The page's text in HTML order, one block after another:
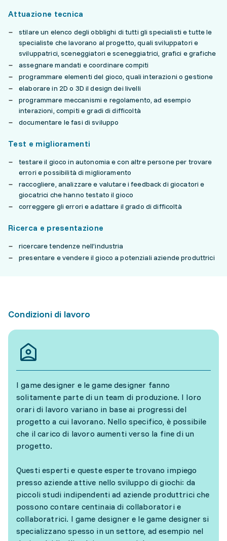
Attuazione tecnica
stilare un elenco degli obblighi di tutti gli specialisti e tutte le
specialiste che lavorano al progetto, quali sviluppatori e
sviluppatrici, sceneggiatori e sceneggiatrici, grafici e grafiche
assegnare mandati e coordinare compiti
programmare elementi del gioco, quali interazioni o gestione
elaborare in 2D o 3D il design dei livelli
programmare meccanismi e regolamento, ad esempio
interazioni, compiti e gradi di difficoltà
documentare le fasi di sviluppo
Test e miglioramenti
testare il gioco in autonomia e con altre persone per trovare
errori e possibilità di miglioramento
raccogliere, analizzare e valutare i feedback di giocatori e
giocatrici che hanno testato il gioco
correggere gli errori e adattare il grado di difficoltà
Ricerca e presentazione
ricercare tendenze nell’industria
presentare e vendere il gioco a potenziali aziende produttrici
Condizioni di lavoro
I game designer e le game designer fanno
solitamente parte di un team di produzione. I loro
orari di lavoro variano in base ai progressi del
progetto a cui lavorano. Nello specifico, è possibile
che il carico di lavoro aumenti verso la fine di un
progetto.
Questi esperti e queste esperte trovano impiego
presso aziende attive nello sviluppo di giochi: da
piccoli studi indipendenti ad aziende produttrici che
possono contare centinaia di collaboratori e
collaboratrici. I game designer e le game designer si
specializzano spesso in un settore, ad esempio nel